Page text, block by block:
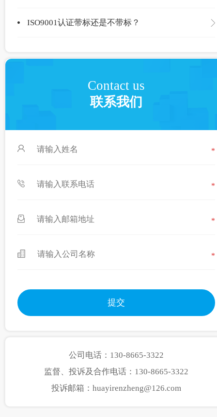
ISO9001认证带标还是不带标？
Contact us
联系我们
*
*
*
*
公司电话：130-8665-3322
监督、投诉及合作电话：130-8665-3322
投诉邮箱：huayirenzheng@126.com